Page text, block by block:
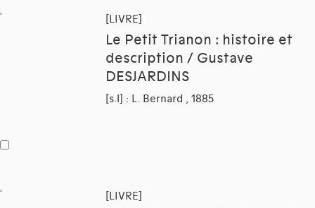
[LIVRE]
Le Petit Trianon : histoire et
description / Gustave
DESJARDINS
[s.l] : L. Bernard , 1885
[LIVRE]